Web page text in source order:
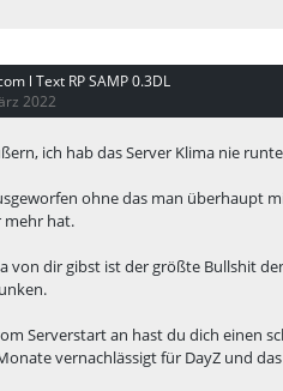
l Text RP SAMP 0.3DL
2022
ich hab das Server Klima nie
ohne das man überhaupt
mehr hat.
von dir gibst ist der größte Bullshit
Serverstart an hast du dich einen
vernachlässigt für DayZ und